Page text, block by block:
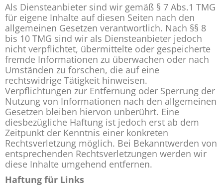
Als Diensteanbieter sind wir gemäß § 7 Abs.1 TMG
für eigene Inhalte auf diesen Seiten nach den
allgemeinen Gesetzen verantwortlich. Nach §§ 8
bis 10 TMG sind wir als Diensteanbieter jedoch
nicht verpflichtet, übermittelte oder gespeicherte
fremde Informationen zu überwachen oder nach
Umständen zu forschen, die auf eine
rechtswidrige Tätigkeit hinweisen.
Verpflichtungen zur Entfernung oder Sperrung der
Nutzung von Informationen nach den allgemeinen
Gesetzen bleiben hiervon unberührt. Eine
diesbezügliche Haftung ist jedoch erst ab dem
Zeitpunkt der Kenntnis einer konkreten
Rechtsverletzung möglich. Bei Bekanntwerden von
entsprechenden Rechtsverletzungen werden wir
diese Inhalte umgehend entfernen.
Haftung für Links